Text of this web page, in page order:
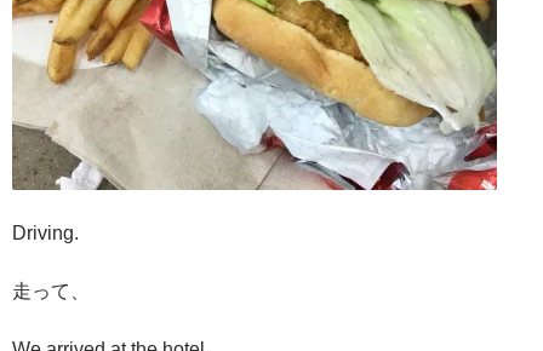
Driving.
走って、